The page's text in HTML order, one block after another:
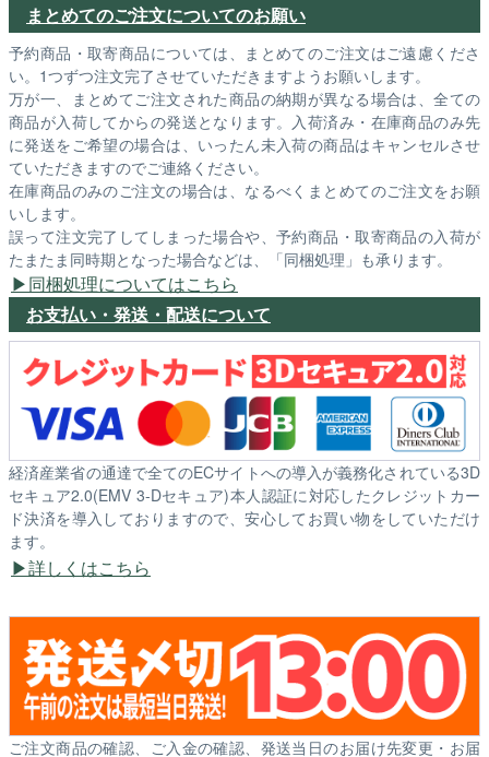
まとめてのご注文についてのお願い
予約商品・取寄商品については、まとめてのご注文はご遠慮くださ
い。1つずつ注文完了させていただきますようお願いします。
万が一、まとめてご注文された商品の納期が異なる場合は、全ての
商品が入荷してからの発送となります。入荷済み・在庫商品のみ先
に発送をご希望の場合は、いったん未入荷の商品はキャンセルさせ
ていただきますのでご連絡ください。
在庫商品のみのご注文の場合は、なるべくまとめてのご注文をお願
いします。
誤って注文完了してしまった場合や、予約商品・取寄商品の入荷が
たまたま同時期となった場合などは、「同梱処理」も承ります。
同梱処理についてはこちら
お支払い・発送・配送について
経済産業省の通達で全てのECサイトへの導入が義務化されている3D
セキュア2.0(EMV 3-Dセキュア)本人認証に対応したクレジットカー
ド決済を導入しておりますので、安心してお買い物をしていただけ
ます。
詳しくはこちら
ご注文商品の確認、ご入金の確認、発送当日のお届け先変更・お届